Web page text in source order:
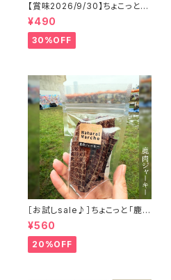
【賞味2026/9/30】ちょこっと
「鹿アキレス」ジビエ鹿 おやつ
¥490
30%OFF
［お試しsale♪］ちょこっと「鹿肉
ジャーキー」ジビエ鹿 おやつ
¥560
20%OFF